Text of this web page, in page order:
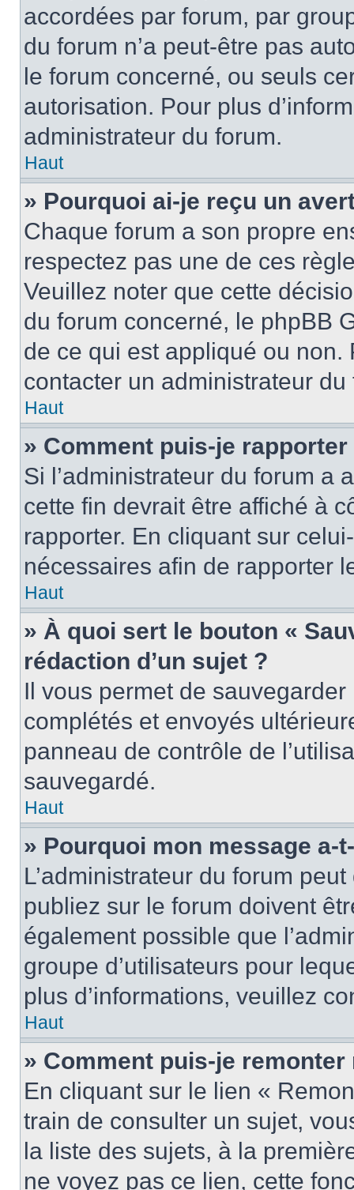
accordées par forum, par
du forum n’a peut-être pas
le forum concerné, ou seuls
autorisation. Pour plus
administrateur du forum.
Haut
» Pourquoi ai-je reçu un
Chaque forum a son propre
respectez pas une de ces
Veuillez noter que cette
du forum concerné, le phpBB
de ce qui est appliqué ou non.
contacter un administrateur du
Haut
» Comment puis-je
Si l’administrateur du forum a
cette fin devrait être affiché à
rapporter. En cliquant sur
nécessaires afin de rapporter
Haut
» À quoi sert le bouton «
rédaction d’un sujet ?
Il vous permet de
complétés et envoyés
panneau de contrôle de
sauvegardé.
Haut
» Pourquoi mon message a-
L’administrateur du forum
publiez sur le forum doivent
également possible que
groupe d’utilisateurs pour
plus d’informations, veuillez
Haut
» Comment puis-je
En cliquant sur le lien «
train de consulter un sujet,
la liste des sujets, à la
ne voyez pas ce lien, cette